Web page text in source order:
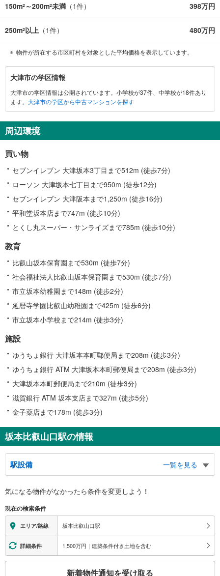
150m2 ～200m2未満 （1件） 398万円
250m2以上 （1件） 480万円
物件が所在する市区町村を対象とした平均価格を表示しています。
大
津
市
に
す
る
報
大津市の学区情報
大津市の学区情報は公開されています。小学校が37件、中学校が18件あり
ます。 大津市の学区から中古マンションを探す
周辺環境
買い物
セブンイレブン 大津坂本3丁目まで512m (徒歩7分)
ローソン 大津坂本七丁目まで950m (徒歩12分)
セブンイレブン 大津阪本まで1,250m (徒歩16分)
平和堂坂本店まで747m (徒歩10分)
とくし丸スーパー・サンライズまで785m (徒歩10分)
教育
比叡山坂本保育園まで530m (徒歩7分)
社会福祉法人比叡山坂本保育園まで530m (徒歩7分)
市立坂本幼稚園まで148m (徒歩2分)
延暦寺学園比叡山幼稚園まで425m (徒歩6分)
市立坂本小学校まで214m (徒歩3分)
施設
ゆうちょ銀行 大津坂本本町郵便局まで208m (徒歩3分)
ゆうちょ銀行 ATM 大津坂本本町郵便局まで208m (徒歩3分)
大津坂本本町郵便局まで210m (徒歩3分)
滋賀銀行 ATM 坂本支店まで327m (徒歩5分)
金子薬店まで178m (徒歩3分)
坂本比叡山口駅の情報
駅設備
一覧を見る
※段差なしでの移動経路
地上⇔改札⇔ホーム：○
トイレ
《車椅子対応》
・改札内
気になる物件がなかったら条件を変更しよう！
現在の検索条件
エリア/路線 坂本比叡山口駅
詳細条件 1,500万円｜建築条件付き土地を含む
新着物件通知を受け取る